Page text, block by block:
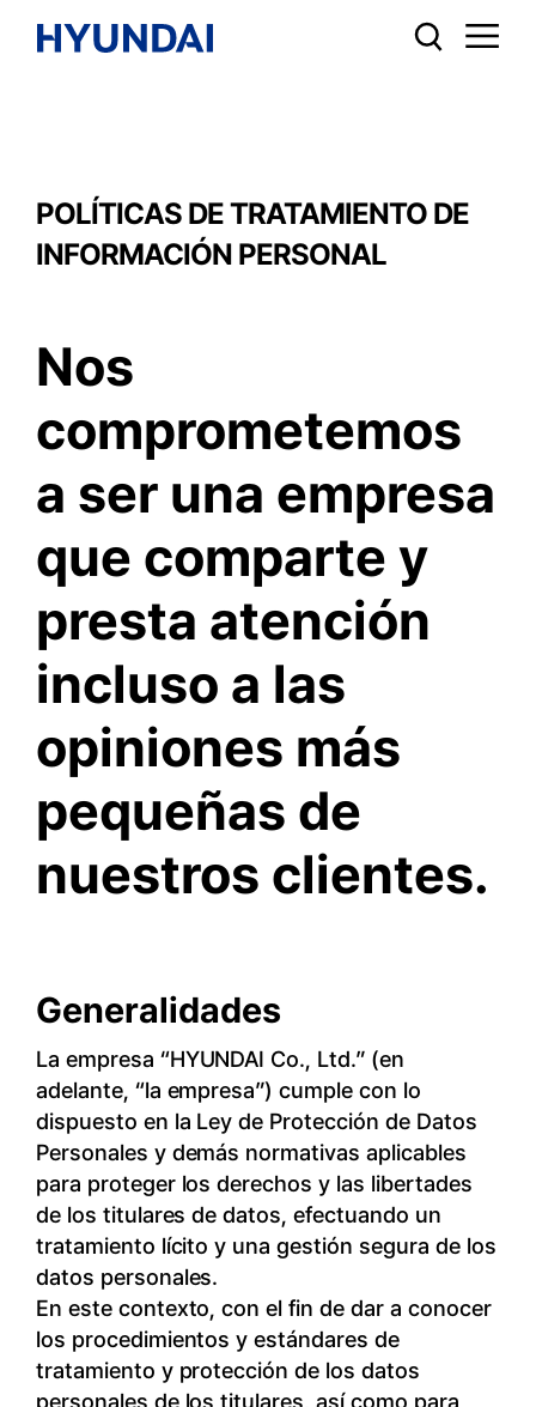
POLÍTICAS DE TRATAMIENTO DE
INFORMACIÓN PERSONAL
Nos
comprometemos
a ser una empresa
que comparte y
presta atención
incluso a las
opiniones más
pequeñas de
nuestros clientes.
Generalidades
La empresa “HYUNDAI Co., Ltd.” (en
adelante, “la empresa”) cumple con lo
dispuesto en la Ley de Protección de Datos
Personales y demás normativas aplicables
para proteger los derechos y las libertades
de los titulares de datos, efectuando un
tratamiento lícito y una gestión segura de los
datos personales.
En este contexto, con el fin de dar a conocer
los procedimientos y estándares de
tratamiento y protección de los datos
personales de los titulares, así como para